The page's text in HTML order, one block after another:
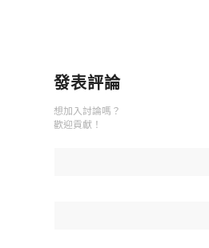
發表評論
想加入討論嗎？
歡迎貢獻！